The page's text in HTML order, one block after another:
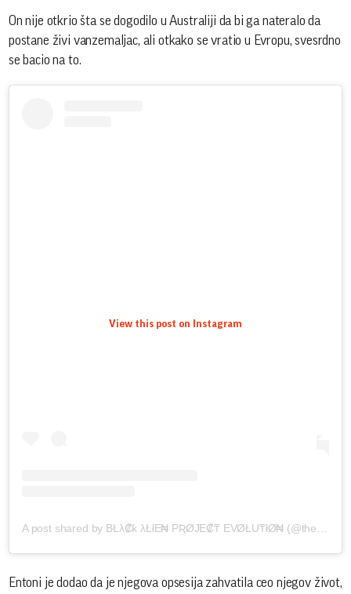
On nije otkrio šta se dogodilo u Australiji da bi ga nateralo da
postane živi vanzemaljac, ali otkako se vratio u Evropu, svesrdno
se bacio na to.
View this post on Instagram
Entoni je dodao da je njegova opsesija zahvatila ceo njegov život,